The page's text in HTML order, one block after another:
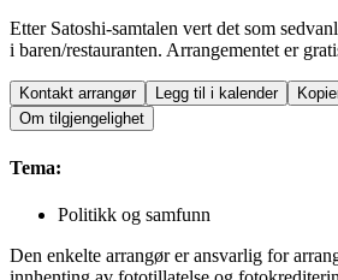
Etter Satoshi-samtalen vert det som
i baren/restauranten. Arrangementet er
Kontakt arrangør Legg til i kalender
Om tilgjengelighet
Tema:
Politikk og samfunn
Den enkelte arrangør er ansvarlig for